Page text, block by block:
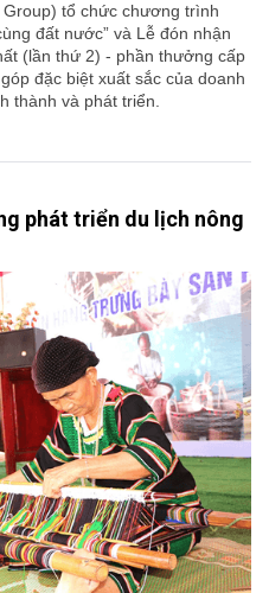
tổ chức chương trình
đất nước” và Lễ đón nhận
(lần thứ 2) - phần thưởng cấp
đặc biệt xuất sắc của doanh
thành và phát triển.
phát triển du lịch nông